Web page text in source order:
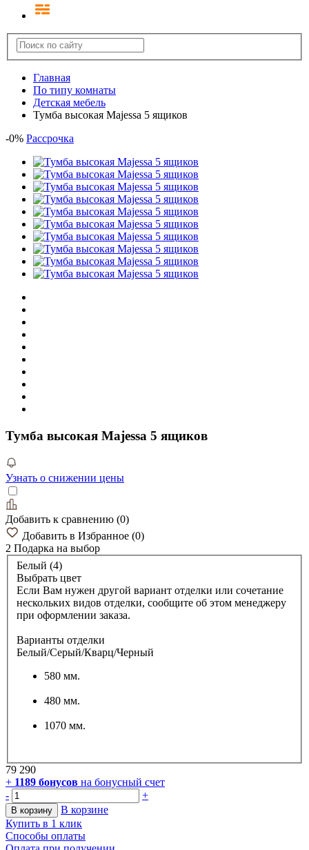
Главная
По типу комнаты
Детская мебель
Тумба высокая Majessa 5 ящиков
-0% Рассрочка
Тумба высокая Majessa 5 ящиков
Узнать о снижении цены
Добавить к сравнению (0)
Добавить в Избранное (0)
2 Подарка на выбор
Белый (4)
Выбрать цвет
Если Вам нужен другой вариант отделки или сочетание
нескольких видов отделки, сообщите об этом менеджеру
при оформлении заказа.
Варианты отделки
Белый/Серый/Кварц/Черный
580 мм.
480 мм.
1070 мм.
79 290
+ 1189 бонусов на бонусный счет
-
+
В корзину
В корзине
Купить в 1 клик
Способы оплаты